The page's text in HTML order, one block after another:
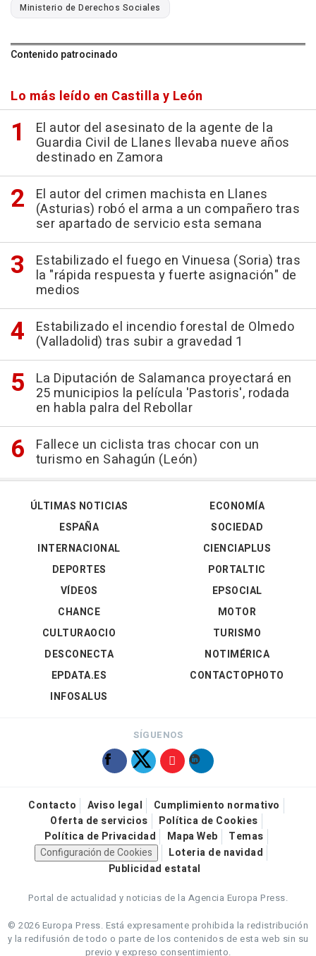
Ministerio de Derechos Sociales
Contenido patrocinado
Lo más leído en Castilla y León
El autor del asesinato de la agente de la
Guardia Civil de Llanes llevaba nueve años
destinado en Zamora
El autor del crimen machista en Llanes
(Asturias) robó el arma a un compañero tras
ser apartado de servicio esta semana
Estabilizado el fuego en Vinuesa (Soria) tras
la "rápida respuesta y fuerte asignación" de
medios
Estabilizado el incendio forestal de Olmedo
(Valladolid) tras subir a gravedad 1
La Diputación de Salamanca proyectará en
25 municipios la película 'Pastoris', rodada
en habla palra del Rebollar
Fallece un ciclista tras chocar con un
turismo en Sahagún (León)
ÚLTIMAS NOTICIAS
ESPAÑA
INTERNACIONAL
DEPORTES
VÍDEOS
ECONOMÍA
SOCIEDAD
CIENCIAPLUS
PORTALTIC
EPSOCIAL
CHANCE
CULTURAOCIO
DESCONECTA
EPDATA.ES
INFOSALUS
MOTOR
TURISMO
NOTIMÉRICA
CONTACTOPHOTO
SÍGUENOS
Contacto Aviso legal
Cumplimiento normativo
Oferta de servicios
Política de Cookies
Política de Privacidad
Mapa Web
Temas
Configuración de Cookies
Loteria de navidad
Publicidad estatal
Portal de actualidad y noticias de la Agencia Europa Press.
© 2026 Europa Press. Está expresamente prohibida la redistribución
y la redifusión de todo o parte de los contenidos de esta web sin su
previo y expreso consentimiento.